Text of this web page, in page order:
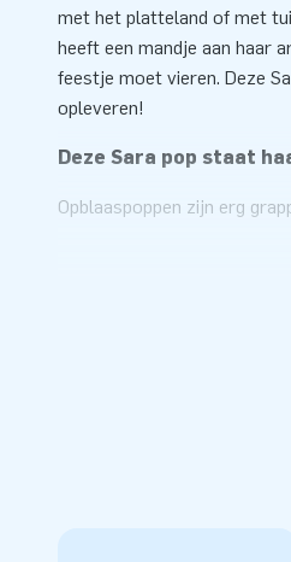
met het platteland of met
heeft een mandje aan haar
feestje moet vieren. Deze
opleveren!
Deze Sara pop staat
Opblaaspoppen zijn erg
assortiment